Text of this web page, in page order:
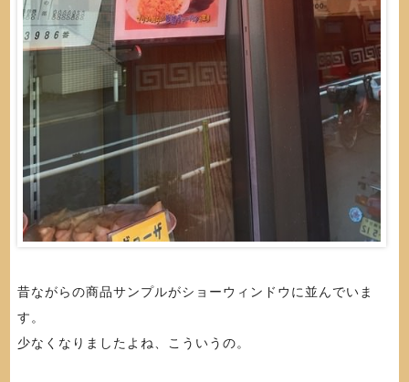
昔ながらの商品サンプルがショーウィンドウに並んでいま
す。
少なくなりましたよね、こういうの。